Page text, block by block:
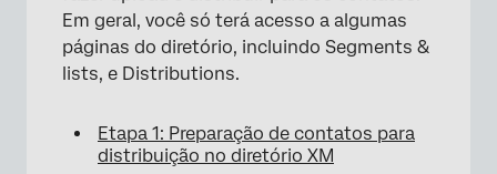
Em geral, você só terá acesso a algumas
páginas do diretório, incluindo Segments &
lists, e Distributions.
Etapa 1: Preparação de contatos para
distribuição no diretório XM